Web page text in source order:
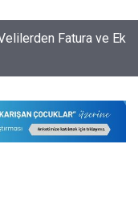
Fatura ve Ek